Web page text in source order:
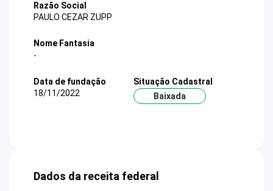
Razão Social
PAULO CEZAR ZUPP
Nome Fantasia
-
Data de fundação
18/11/2022
Situação Cadastral
Baixada
Dados da receita federal